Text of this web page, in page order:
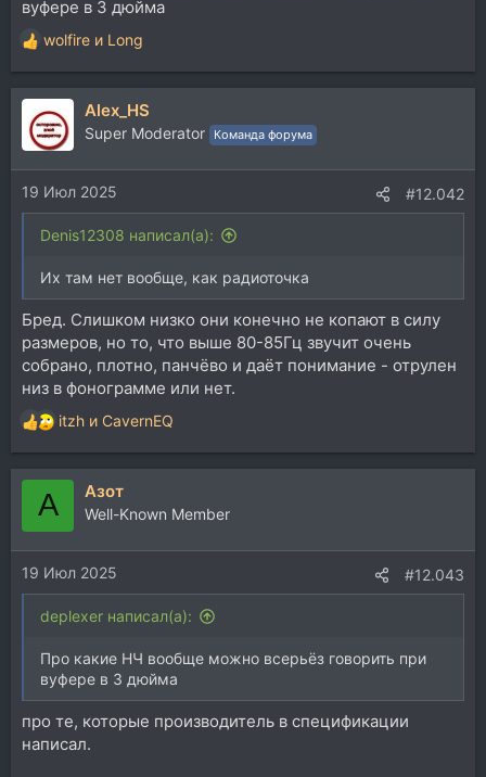
вуфере в 3 дюйма
Р
е
а
ц
и
и
:
wolfire и Long
Alex_HS
Super Moderator Команда форума
19 Июл 2025 #12.042
Denis12308 написал(а):
Их там нет вообще, как радиоточка
Бред. Слишком низко они конечно не копают в силу
размеров, но то, что выше 80-85Гц звучит очень
собрано, плотно, панчёво и даёт понимание - отрулен
низ в фонограмме или нет.
Р
е
а
и
и
:
itzh и CavernEQ
А Азот
Well-Known Member
19 Июл 2025 #12.043
deplexer написал(а):
Про какие НЧ вообще можно всерьёз говорить при
вуфере в 3 дюйма
про те, которые производитель в спецификации
написал.